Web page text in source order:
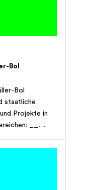
Bol
Bol
staatliche
Projekte in
__